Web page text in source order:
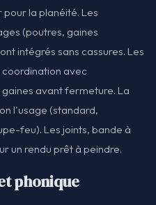
la planéité. Les
(poutres, gaines
intégrés sans cassures. Les
avec
avant fermeture. La
l'usage (standard,
feu). Les joints, bande à
un rendu prêt à peindre.
phonique